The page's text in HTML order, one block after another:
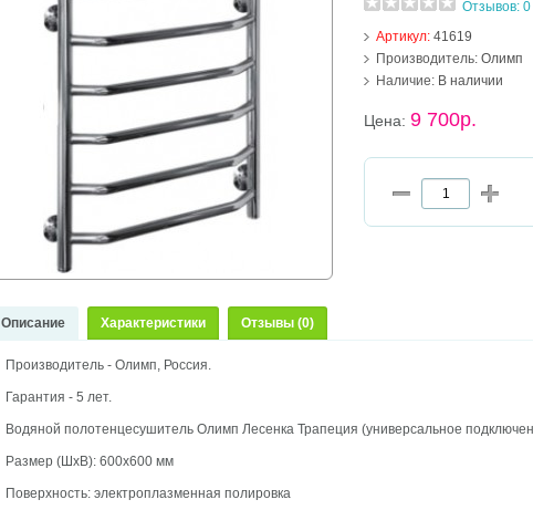
Отзывов: 0
Артикул:41619
Производитель: Олимп
Наличие: В наличии
Цена:9 700р.
Описание Характеристики Отзывы (0)
Производитель - Олимп, Россия.
Гарантия - 5 лет.
Водяной полотенцесушитель Олимп Лесенка Трапеция (универсальное
Размер (ШхВ): 600х600 мм
Поверхность: электроплазменная полировка